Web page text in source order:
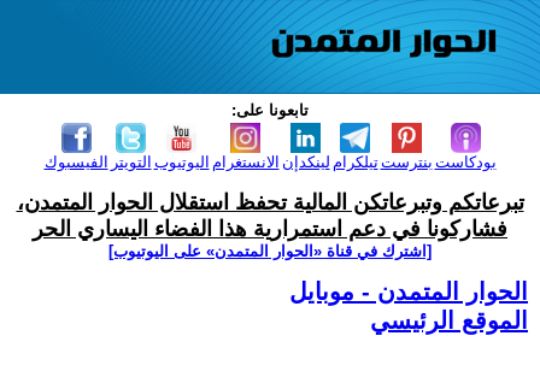
تابعونا على:
الفيسبوك التويتر اليوتيوب الانستغرام لينكدإن تيلكرامبنترست بودكاست
تبرعاتكم وتبرعاتكن المالية تحفظ استقلال الحوار المتمدن،
فشاركونا في دعم استمرارية هذا الفضاء اليساري الحر
[اشترك في قناة ‫«الحوار المتمدن» على اليوتيوب]
الحوار المتمدن - موبايل
الموقع الرئيسي